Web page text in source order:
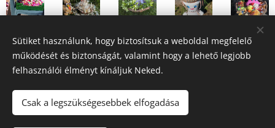
Sütiket használunk, hogy biztosítsuk a weboldal megfelelő
működését és biztonságát, valamint hogy a lehető legjobb
felhasználói élményt kínáljuk Neked.
Csak a legszükségesebbek elfogadása